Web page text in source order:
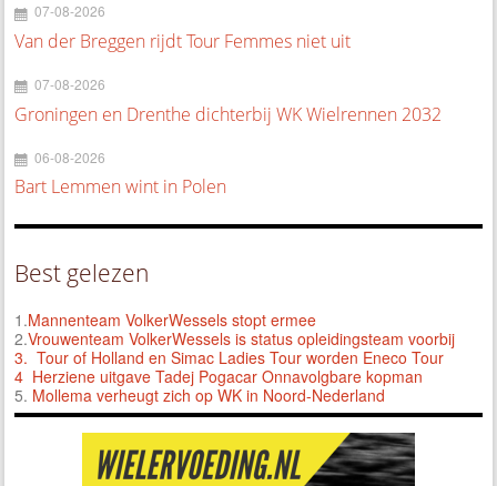
07-08-2026
Van der Breggen rijdt Tour Femmes niet uit
07-08-2026
Groningen en Drenthe dichterbij WK Wielrennen 2032
06-08-2026
Bart Lemmen wint in Polen
Best gelezen
1.Mannenteam VolkerWessels stopt ermee
2.Vrouwenteam VolkerWessels is status opleidingsteam voorbij
3. Tour of Holland en Simac Ladies Tour worden Eneco Tour
4 Herziene uitgave Tadej Pogacar Onnavolgbare kopman
5. Mollema verheugt zich op WK in Noord-Nederland